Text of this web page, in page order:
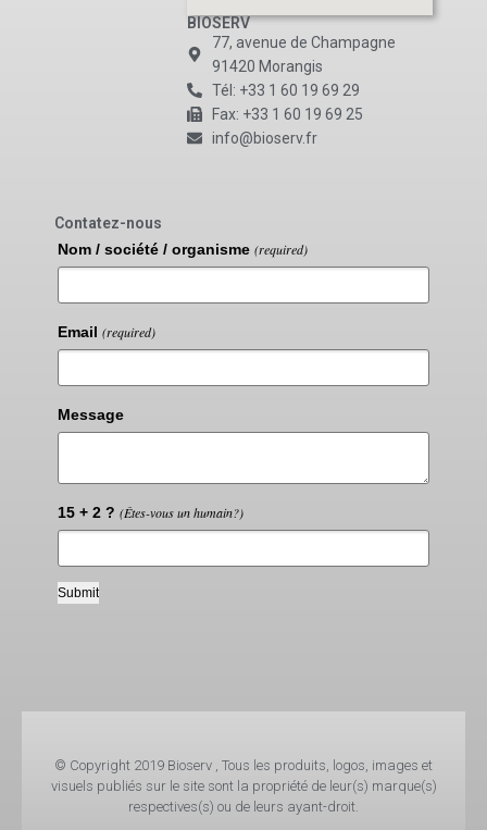
BIOSERV
77, avenue de Champagne
91420 Morangis
Tél: +33 1 60 19 69 29
Fax: +33 1 60 19 69 25
info@bioserv.fr
Contatez-nous
Nom / société / organisme (required)
Email (required)
Message
15 + 2 ? (Êtes-vous un humain?)
© Copyright 2019 Bioserv , Tous les produits, logos, images et
visuels publiés sur le site sont la propriété de leur(s) marque(s)
respectives(s) ou de leurs ayant-droit.